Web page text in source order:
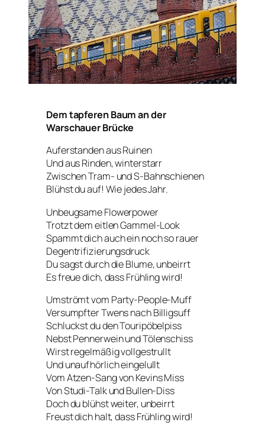
Dem tapferen Baum an der
Warschauer Brücke
Auferstanden aus Ruinen
Und aus Rinden, winterstarr
Zwischen Tram- und S-Bahnschienen
Blühst du auf! Wie jedes Jahr.
Unbeugsame Flowerpower
Trotzt dem eitlen Gammel-Look
Spammt dich auch ein noch so rauer
Degentrifizierungsdruck
Du sagst durch die Blume, unbeirrt
Es freue dich, dass Frühling wird!
Umströmt vom Party-People-Muff
Versumpfter Twens nach Billigsuff
Schluckst du den Touripöbelpiss
Nebst Pennerwein und Tölenschiss
Wirst regelmäßig vollgestrullt
Und unaufhörlich eingelullt
Vom Atzen-Sang von Kevins Miss
Von Studi-Talk und Bullen-Diss
Doch du blühst weiter, unbeirrt
Freust dich halt, dass Frühling wird!